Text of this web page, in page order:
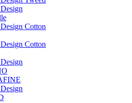
Cotton
Cotton